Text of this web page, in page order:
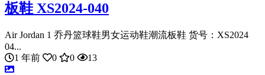
板鞋 XS2024-040
Air Jordan 1 乔丹篮球鞋男女运动鞋潮流板鞋 货号：XS2024
04...
1 年前
0 0 13